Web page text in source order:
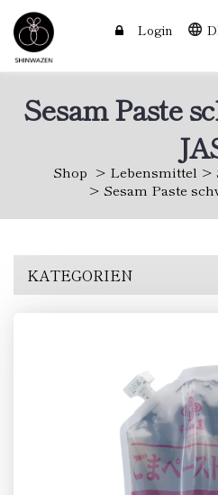
Login
Sesam Paste
Shop Lebensmittel
Sesam Paste
KATEGORIEN